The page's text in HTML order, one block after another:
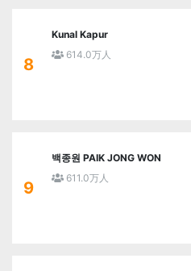
8
Kunal Kapur
614.0万人
9
백종원 PAIK JONG WON
611.0万人